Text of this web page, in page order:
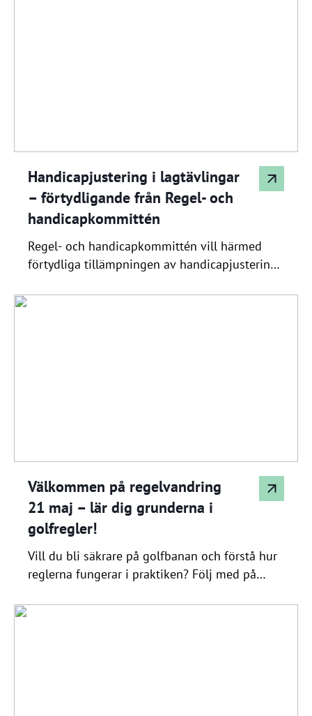
Handicapjustering i lagtävlingar
– förtydligande från Regel- och
handicapkommittén
Regel- och handicapkommittén vill härmed
förtydliga tillämpningen av handicapjustering i
(WHS). Grundprincip i WHS En grundläggande
Välkommen på regelvandring
21 maj – lär dig grunderna i
golfregler!
Vill du bli säkrare på golfbanan och förstå hur
reglerna fungerar i praktiken? Följ med på
av klubbens egna domare Kjell Andersson